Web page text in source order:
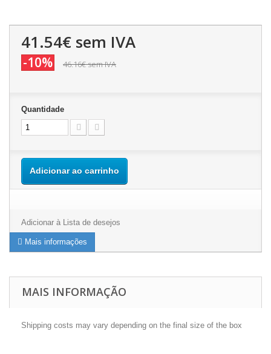
41.54€ sem IVA
-10% 46.16€sem IVA
Quantidade
Adicionar ao carrinho
Adicionar à Lista de desejos
Mais informações
MAIS INFORMAÇÃO
Shipping costs may vary depending on the final size of the box